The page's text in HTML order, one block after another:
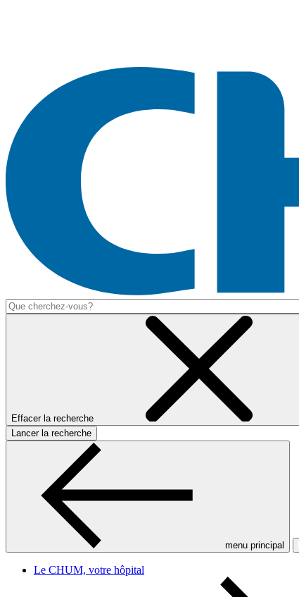
Effacer la recherche
Lancer la recherche
menu principal
Le CHUM, votre hôpital